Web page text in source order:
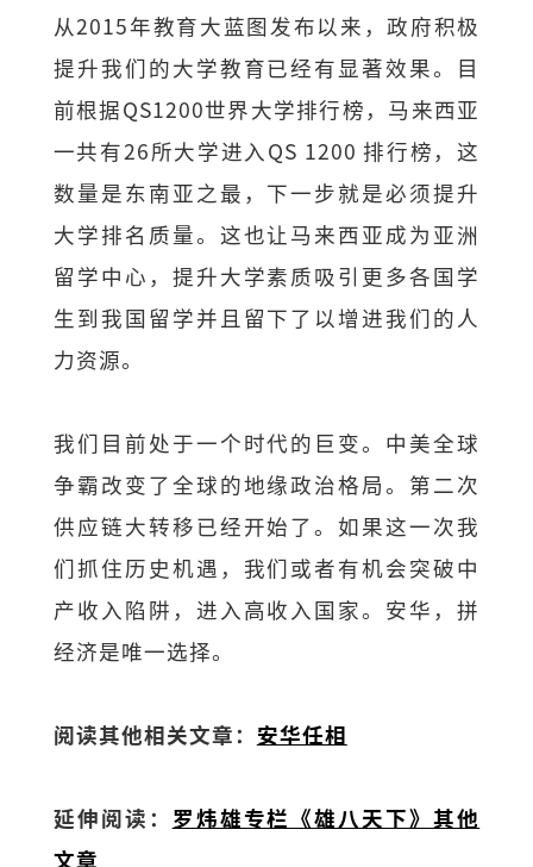
从2015年教育大蓝图发布以来，政府积极
提升我们的大学教育已经有显著效果。目
前根据QS1200世界大学排行榜，马来西亚
一共有26所大学进入QS 1200 排行榜，这
数量是东南亚之最，下一步就是必须提升
大学排名质量。这也让马来西亚成为亚洲
留学中心，提升大学素质吸引更多各国学
生到我国留学并且留下了以增进我们的人
力资源。
我们目前处于一个时代的巨变。中美全球
争霸改变了全球的地缘政治格局。第二次
供应链大转移已经开始了。如果这一次我
们抓住历史机遇，我们或者有机会突破中
产收入陷阱，进入高收入国家。安华，拼
经济是唯一选择。
阅读其他相关文章： 安华任相
延伸阅读： 罗炜雄专栏《雄八天下》其他
文章